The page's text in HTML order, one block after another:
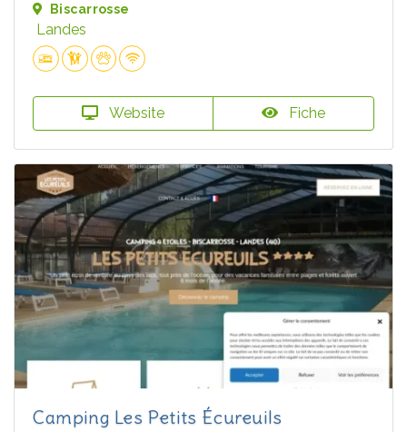
Biscarrosse
Landes
Website Fiche
Camping Les Petits Écureuils